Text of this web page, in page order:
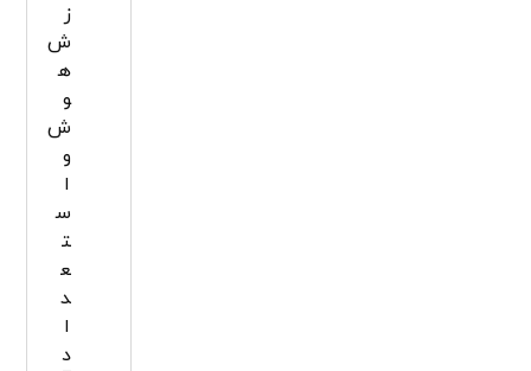
ز
ش
ه
و
ش
و
ا
س
ت
ع
د
ا
د